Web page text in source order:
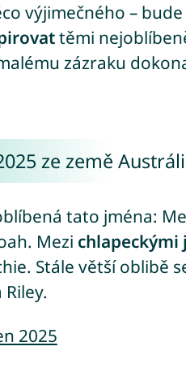
výjimečného –
těmi
zázraku
ze země
tato jména:
Mezi chlapeckými
Stále větší oblibě
2025